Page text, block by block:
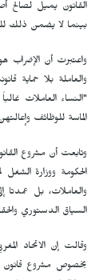
القانون يميل لصالح
بينما لا يضمن ذلك
واعتبرت أن الإضراب
والعاملة بلا حماية
"النساء العاملات
الماسة للوظائف
وتابعت أن مشروع
الحكومة ووزارة
والعاملات، بل عمدتا
السياق الدستوري
وقالت إن الاتحاد
بخصوص مشروع قانون